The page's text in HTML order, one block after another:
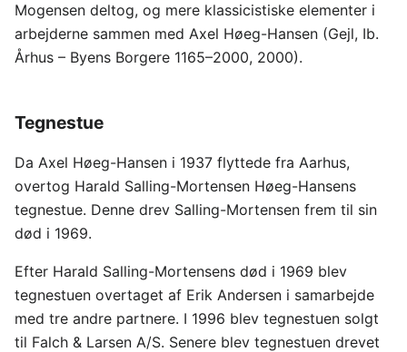
Mogensen deltog, og mere klassicistiske elementer i
arbejderne sammen med Axel Høeg-Hansen (Gejl, Ib.
Århus – Byens Borgere 1165–2000, 2000).
Tegnestue
Da Axel Høeg-Hansen i 1937 flyttede fra Aarhus,
overtog Harald Salling-Mortensen Høeg-Hansens
tegnestue. Denne drev Salling-Mortensen frem til sin
død i 1969.
Efter Harald Salling-Mortensens død i 1969 blev
tegnestuen overtaget af Erik Andersen i samarbejde
med tre andre partnere. I 1996 blev tegnestuen solgt
til Falch & Larsen A/S. Senere blev tegnestuen drevet